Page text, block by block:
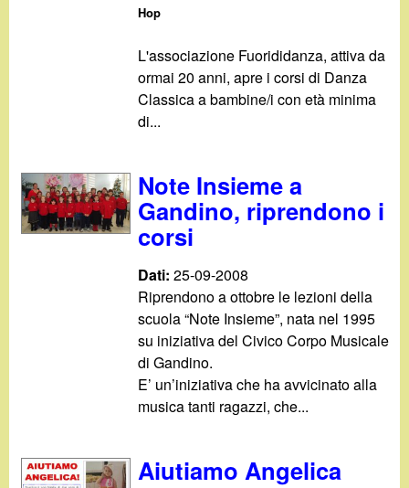
Hop
L'associazione Fuorididanza, attiva da
ormai 20 anni, apre i corsi di Danza
Classica a bambine/i con età minima
di...
Note Insieme a
Gandino, riprendono i
corsi
Dati:25-09-2008
Riprendono a ottobre le lezioni della
scuola “Note Insieme”, nata nel 1995
su iniziativa del Civico Corpo Musicale
di Gandino.
E’ un’iniziativa che ha avvicinato alla
musica tanti ragazzi, che...
Aiutiamo Angelica